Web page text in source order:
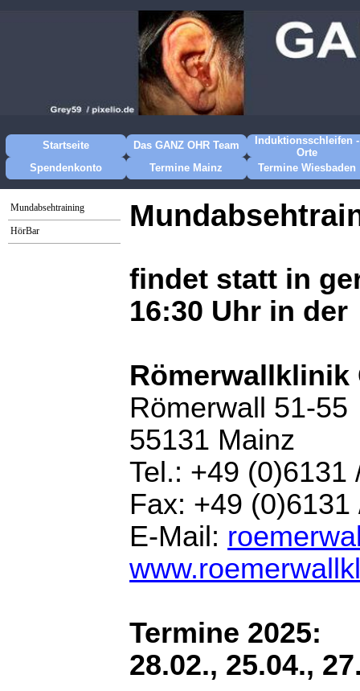
Startseite Das GANZ OHR Team
Induktionsschleifen -
Orte
Spendenkonto
Termine Mainz Termine Wiesbaden
Mundabsehtraining
HörBar
findet statt in
16:30 Uhr in der
Römerwallklinik
Römerwall 51-55
55131 Mainz
Tel.: +49 (0)6131
Fax: +49 (0)6131
E-Mail:
Termine 2025:
28.02., 25.04.,